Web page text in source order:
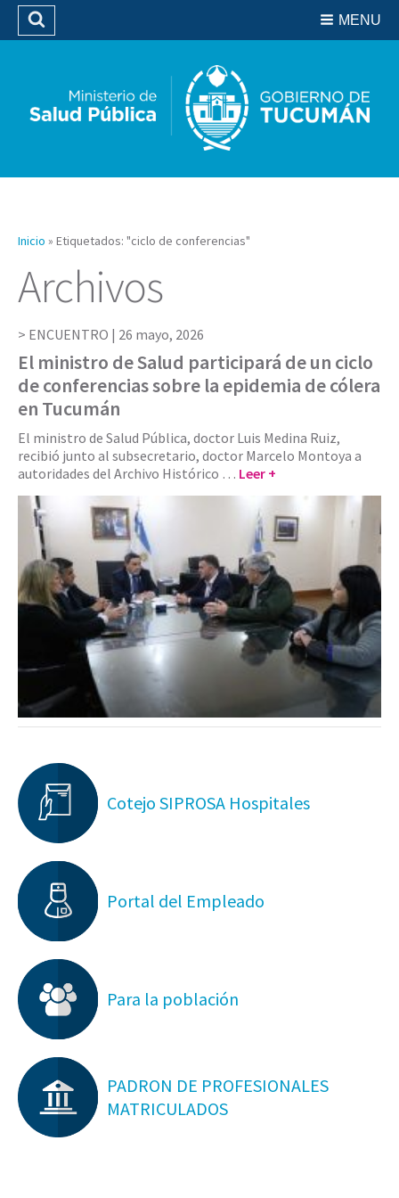
Biblioteca
MENU
Buscar
Inicio » Etiquetados: "ciclo de conferencias"
Archivos
ENCUENTRO | 26 mayo, 2026
El ministro de Salud participará de un ciclo
de conferencias sobre la epidemia de cólera
en Tucumán
El ministro de Salud Pública, doctor Luis Medina Ruiz,
recibió junto al subsecretario, doctor Marcelo Montoya a
autoridades del Archivo Histórico … Leer +
Cotejo SIPROSA Hospitales
Portal del Empleado
Para la población
PADRON DE PROFESIONALES
MATRICULADOS